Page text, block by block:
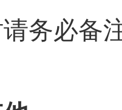
务必备